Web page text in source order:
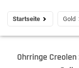
Startseite Gold
Ohrringe